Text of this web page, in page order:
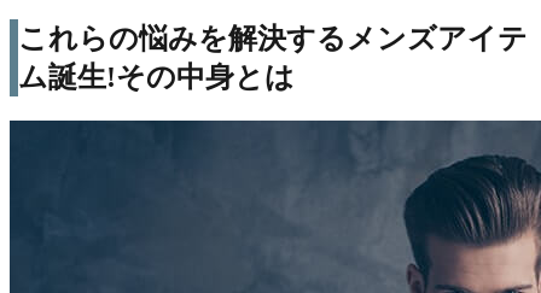
これらの悩みを解決するメンズアイテ
ム誕生!その中身とは